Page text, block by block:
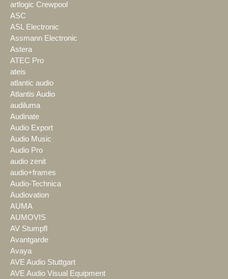
artlogic Crewpool
ASC
ASL Electronic
Assmann Electronic
Astera
ATEC Pro
ateis
atlantic audio
Atlantis Audio
audiluma
Audinate
Audio Export
Audio Music
Audio Pro
audio zenit
audio+frames
Audio-Technica
Audiovation
AUMA
AUMOVIS
AV Stumpfl
Avantgarde
Avaya
AVE Audio Stuttgart
AVE Audio Visual Equipment